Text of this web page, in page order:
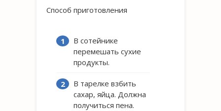
Способ приготовления
В сотейнике
перемешать сухие
продукты.
В тарелке взбить
сахар, яйца. Должна
получиться пена.